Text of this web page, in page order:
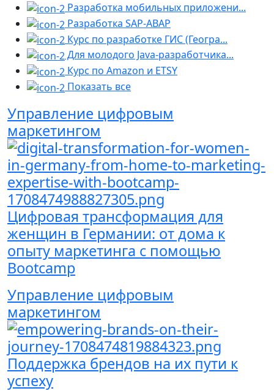
Разработка мобильных приложени...
Разработка SAP-ABAP
Курс по разработке ГИС (Геогра...
Для молодого Java-разработчика...
Курс по Amazon и ETSY
Показать все
Управление цифровым
маркетингом
Цифровая трансформация для
женщин в Германии: от дома к
опыту маркетинга с помощью
Bootcamp
Управление цифровым
маркетингом
Поддержка брендов на их пути к
успеху